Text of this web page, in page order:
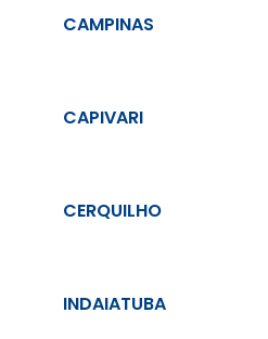
CAMPINAS
CAPIVARI
CERQUILHO
INDAIATUBA